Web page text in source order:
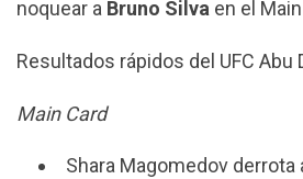
noquear a Bruno Silva en el
Resultados rápidos del UFC Abu
Main Card
Shara Magomedov derrota